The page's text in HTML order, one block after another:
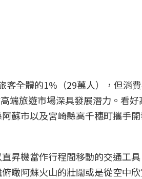
客全體的1%（29萬人），但消
端旅遊市場深具發展潛力。看
蘇市以及宮崎縣高千穗町攜手
昇機當作行程間移動的交通工
瞰阿蘇火山的壯闊或是從空中